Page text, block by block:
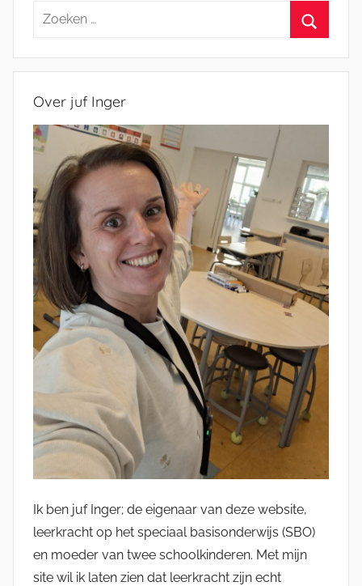
Zoeken
Over juf Inger
Ik ben juf Inger; de eigenaar van deze website,
leerkracht op het speciaal basisonderwijs (SBO)
en moeder van twee schoolkinderen. Met mijn
site wil ik laten zien dat leerkracht zijn echt